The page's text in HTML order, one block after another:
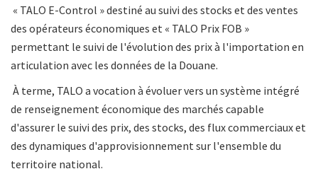
« TALO E-Control » destiné au suivi des stocks et des ventes
des opérateurs économiques et « TALO Prix FOB »
permettant le suivi de l'évolution des prix à l'importation en
articulation avec les données de la Douane.
À terme, TALO a vocation à évoluer vers un système intégré
de renseignement économique des marchés capable
d'assurer le suivi des prix, des stocks, des flux commerciaux et
des dynamiques d'approvisionnement sur l'ensemble du
territoire national.